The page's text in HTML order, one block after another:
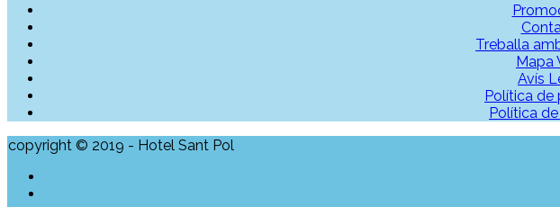
Treballa
Mapa
Avís
Política de
Política
copyright © 2019 - Hotel Sant Pol